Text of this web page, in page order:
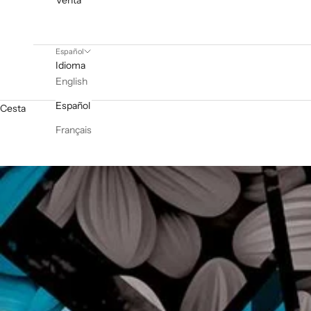
Español
Idioma
English
Español
Français
Cesta